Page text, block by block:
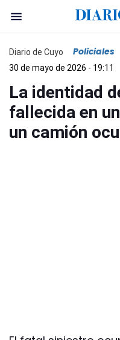
Diario de Cuyo Policiales
30 de mayo de 2026 - 19:11
La identidad
fallecida en
un camión